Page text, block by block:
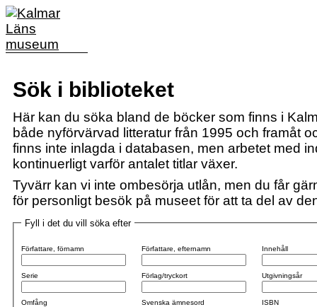
Sök i biblioteket
Här kan du söka bland de böcker som finns i
både nyförvärvad litteratur från 1995 och framåt
finns inte inlagda i databasen, men arbetet med
kontinuerligt varför antalet titlar växer.
Tyvärr kan vi inte ombesörja utlån, men du får
för personligt besök på museet för att ta del av
Fyll i det du vill söka efter
Författare, förnamn
Serie
Omfång
Författare, efternamn
Förlag/tryckort
Svenska ämnesord
Innehåll
Utgivningsår
ISBN